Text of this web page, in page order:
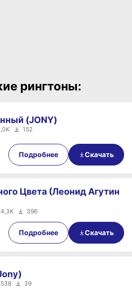
рингтоны:
0:34
(JONY)
152
Подробнее Скачать
00:35
Цвета (Леонид Агутин
4,3K 396
Подробнее Скачать
538 39